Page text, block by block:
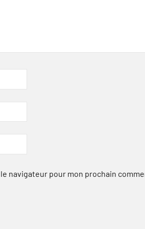
navigateur pour mon prochain